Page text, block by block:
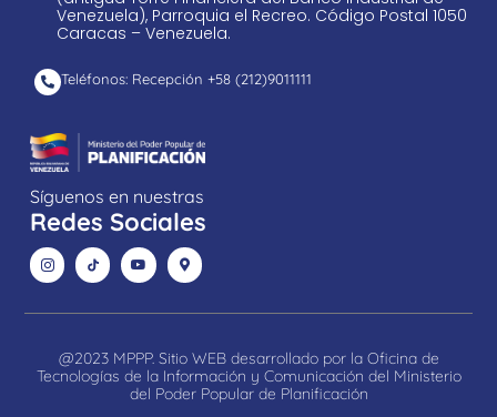
Venezuela), Parroquia el Recreo. Código Postal 1050
Caracas – Venezuela.
Teléfonos: Recepción +58 ​(212)9011111
Síguenos en nuestras
Redes Sociales
@2023 MPPP. Sitio WEB desarrollado por la Oficina de
Tecnologías de la Información y Comunicación del Ministerio
del Poder Popular de Planificación